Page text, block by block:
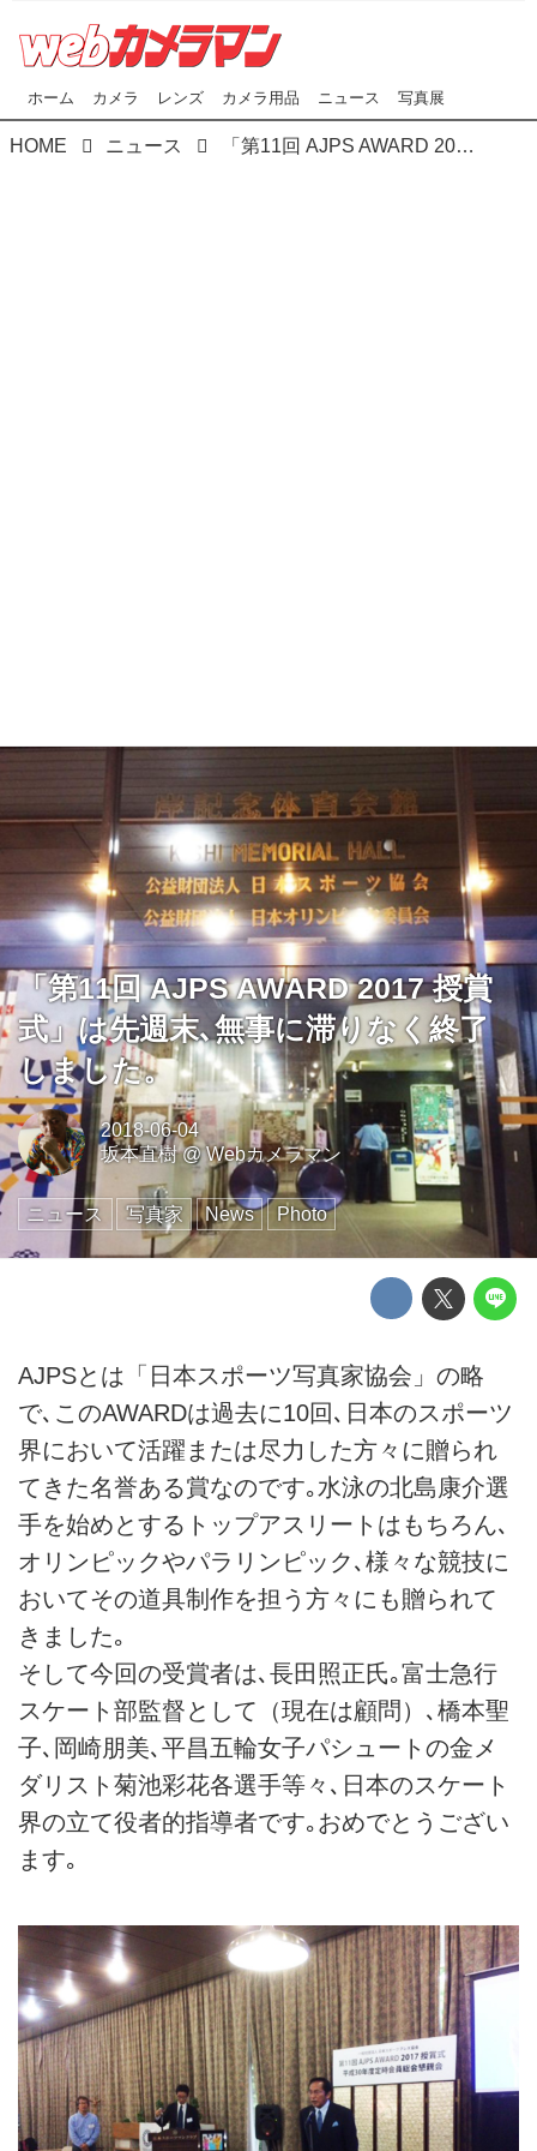
ホーム カメラ レンズ カメラ用品 ニュース 写真展
HOME ニュース 「第11回 AJPS AWARD 2017 授賞式」は先週末､無事に滞りなく終了しました。
「第11回 AJPS AWARD 2017 授賞
式」は先週末､無事に滞りなく終了
しました。
2018-06-04
坂本直樹@Webカメラマン
ニュース 写真家 News Photo
AJPSとは「日本スポーツ写真家協会」の略
で､このAWARDは過去に10回､日本のスポーツ
界において活躍または尽力した方々に贈られ
てきた名誉ある賞なのです｡水泳の北島康介選
手を始めとするトップアスリートはもちろん､
オリンピックやパラリンピック､様々な競技に
おいてその道具制作を担う方々にも贈られて
きました｡
そして今回の受賞者は､長田照正氏｡富士急行
スケート部監督として（現在は顧問）､橋本聖
子､岡崎朋美､平昌五輪女子パシュートの金メ
ダリスト菊池彩花各選手等々､日本のスケート
界の立て役者的指導者です｡おめでとうござい
ます｡